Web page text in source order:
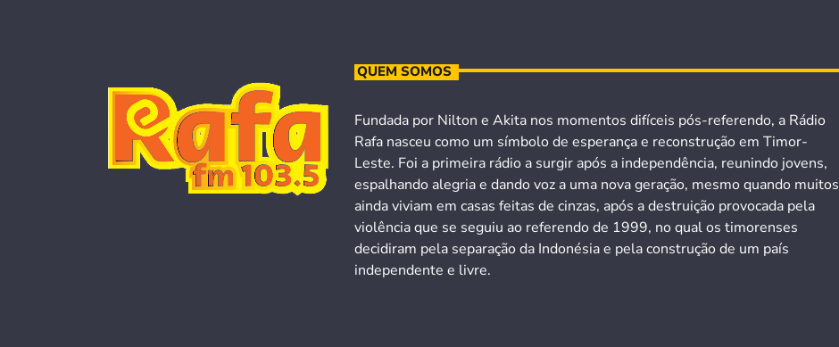
QUEM SOMOS
Fundada por Nilton e Akita nos momentos difíceis pós-referendo, a Rádio
Rafa nasceu como um símbolo de esperança e reconstrução em Timor-
Leste. Foi a primeira rádio a surgir após a independência, reunindo jovens,
espalhando alegria e dando voz a uma nova geração, mesmo quando muitos
ainda viviam em casas feitas de cinzas, após a destruição provocada pela
violência que se seguiu ao referendo de 1999, no qual os timorenses
decidiram pela separação da Indonésia e pela construção de um país
independente e livre.